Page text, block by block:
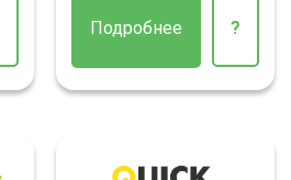
Подробнее ?